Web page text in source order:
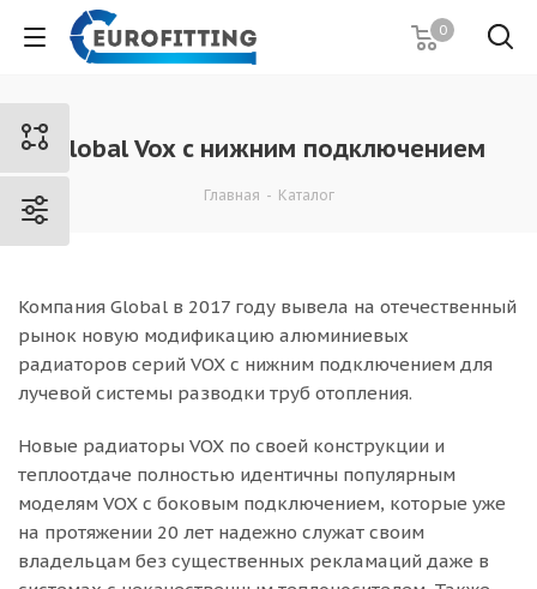
0
Global Vox c нижним подключением
Главная - Каталог
Компания Global в 2017 году вывела на отечественный
рынок новую модификацию алюминиевых
радиаторов серий VOX с нижним подключением для
лучевой системы разводки труб отопления.
Новые радиаторы VOX по своей конструкции и
теплоотдаче полностью идентичны популярным
моделям VOX с боковым подключением, которые уже
на протяжении 20 лет надежно служат своим
владельцам без существенных рекламаций даже в